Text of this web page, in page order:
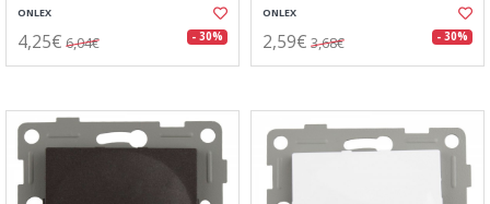
ONLEX
4,25€ 6,04€ - 30%
ONLEX
2,59€ 3,68€ - 30%